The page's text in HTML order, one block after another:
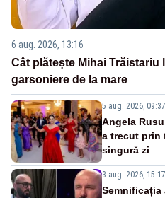
6 aug. 2026, 13:16
Cât plătește Mihai
garsoniere de la mare
5 aug. 2026, 09:37
Angela
a trecut prin
singură zi
3 aug. 2026, 15:17
Semnificația